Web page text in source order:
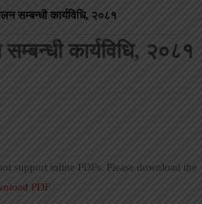
सम्बन्धी कार्यविधि, २०८१
कार्यविधि, २०८१
support inline PDFs. Please download the
PDF